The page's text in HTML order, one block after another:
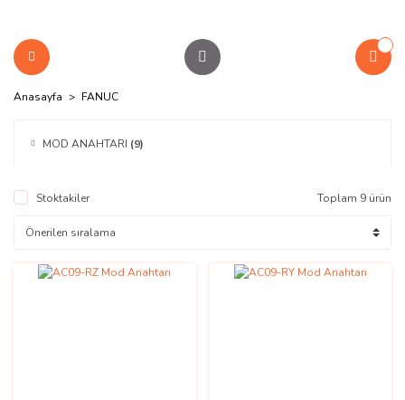
Anasayfa FANUC
MOD ANAHTARI (9)
Stoktakiler Toplam 9 ürün